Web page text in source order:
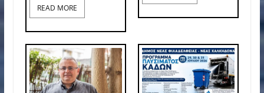
READ MORE